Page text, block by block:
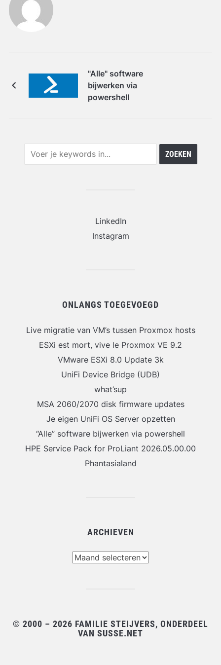
"Alle" software
bijwerken via
powershell
LinkedIn
Instagram
ONLANGS TOEGEVOEGD
Live migratie van VM’s tussen Proxmox hosts
ESXi est mort, vive le Proxmox VE 9.2
VMware ESXi 8.0 Update 3k
UniFi Device Bridge (UDB)
what’sup
MSA 2060/2070 disk firmware updates
Je eigen UniFi OS Server opzetten
“Alle” software bijwerken via powershell
HPE Service Pack for ProLiant 2026.05.00.00
Phantasialand
ARCHIEVEN
© 2000 – 2026 FAMILIE STEIJVERS, ONDERDEEL
VAN SUSSE.NET